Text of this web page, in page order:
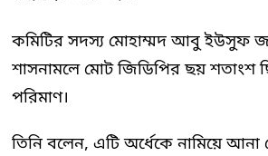
কমিটির সদস্য মোহাম্মদ আবু ইউসুফ
শাসনামলে মোট জিডিপির ছয় শতাংশ
পরিমাণ।
তিনি বলেন, এটি অর্ধেকে নামিয়ে আনা